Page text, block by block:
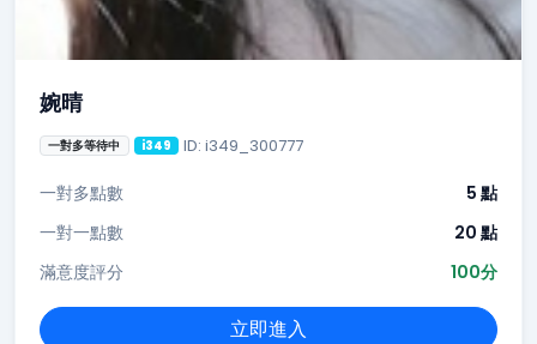
婉晴
一對多等待中 i349 ID: i349_300777
一對多點數
5 點
一對一點數
20 點
滿意度評分
100分
立即進入